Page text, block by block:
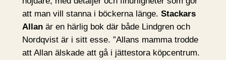
att man vill stanna i böckerna länge. Stackars
Allanär en härlig bok där både Lindgren och
Nordqvist är i sitt esse. ”Allans mamma trodde
att Allan älskade att gå i jättestora köpcentrum.